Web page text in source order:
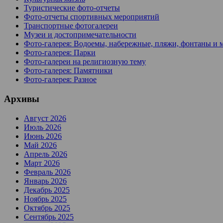
Туристические фото-отчеты
Фото-отчеты спортивных мероприятий
Транспортные фотогалереи
Музеи и достопримечательности
Фото-галерея: Водоемы, набережные, пляжи, фонтаны и
Фото-галерея: Парки
Фото-галереи на религиозную тему
Фото-галерея: Памятники
Фото-галерея: Разное
Архивы
Август 2026
Июль 2026
Июнь 2026
Май 2026
Апрель 2026
Март 2026
Февраль 2026
Январь 2026
Декабрь 2025
Ноябрь 2025
Октябрь 2025
Сентябрь 2025